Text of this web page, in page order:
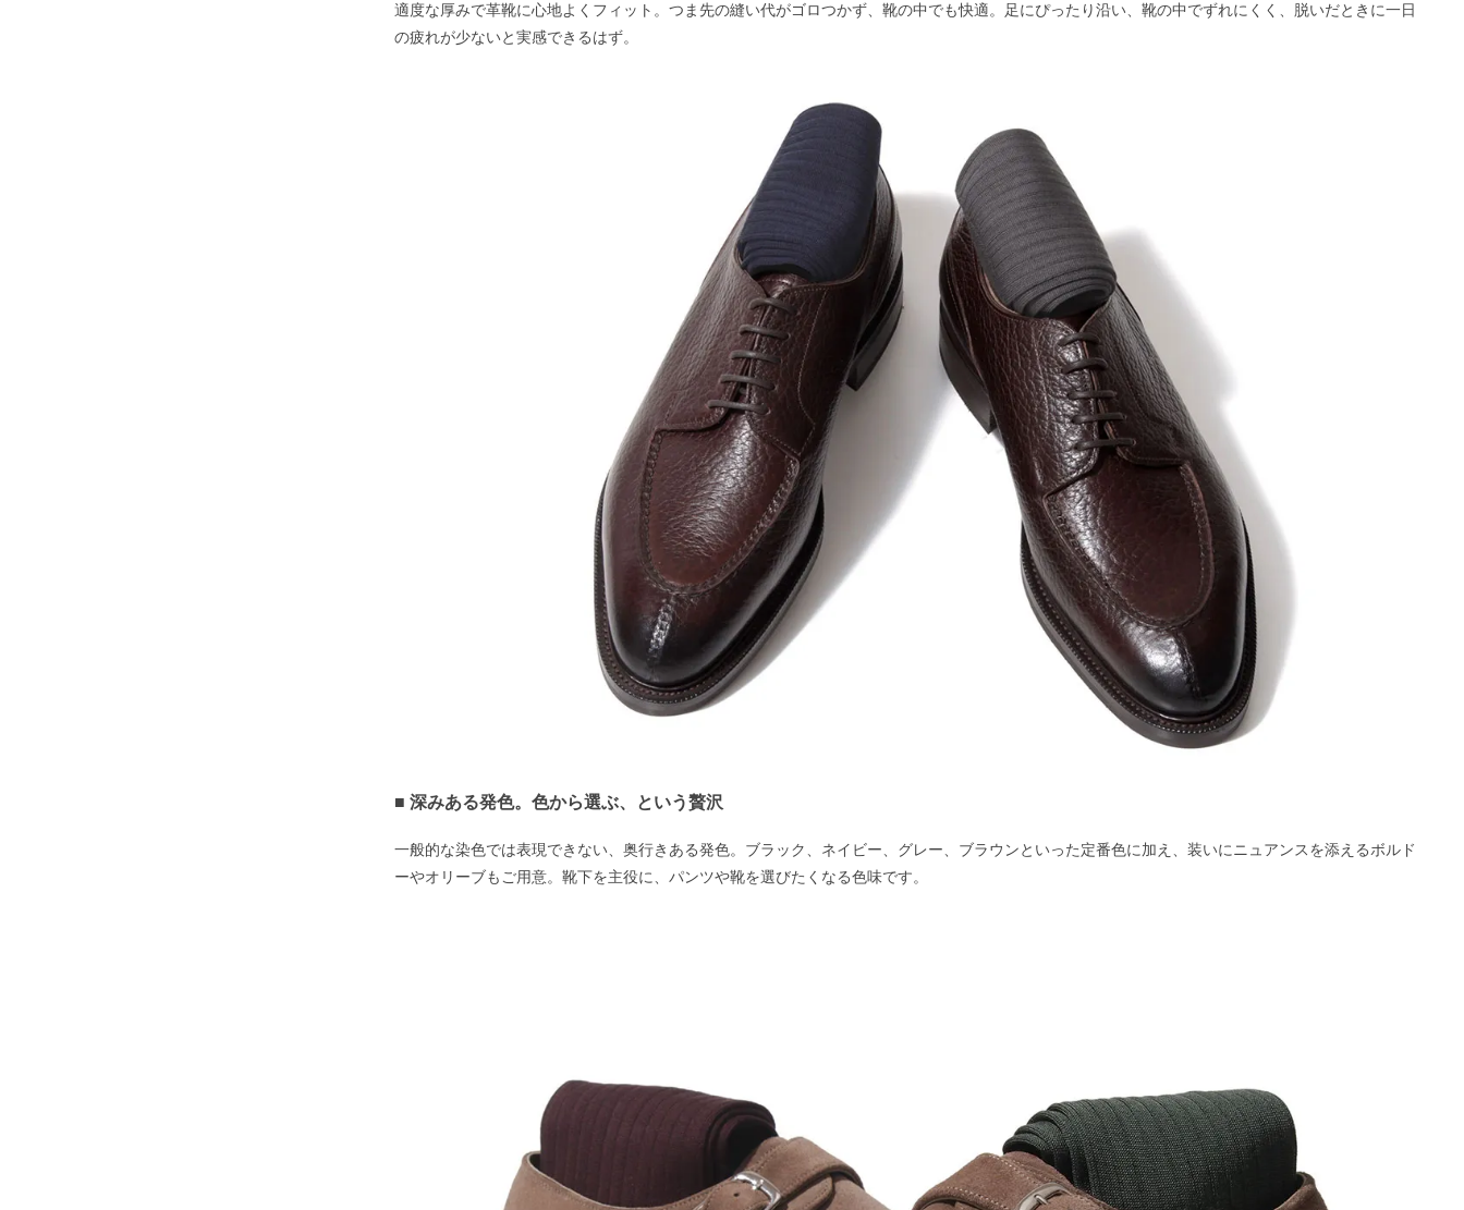
適度な厚みで革靴に心地よくフィット。つま先の縫い代がゴロつかず、靴の中でも快適。足にぴったり沿い、靴の中でずれにくく、脱いだときに一日
の疲れが少ないと実感できるはず。
■ 深みある発色。色から選ぶ、という贅沢
一般的な染色では表現できない、奥行きある発色。ブラック、ネイビー、グレー、ブラウンといった定番色に加え、装いにニュアンスを添えるボルド
ーやオリーブもご用意。靴下を主役に、パンツや靴を選びたくなる色味です。